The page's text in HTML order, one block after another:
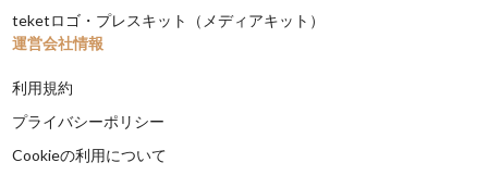
teketロゴ・プレスキット（メディアキット）
運営会社情報
利用規約
プライバシーポリシー
Cookieの利用について